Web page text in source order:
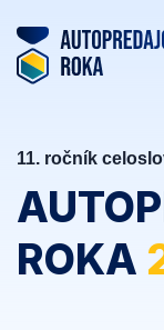
11. ročník
ROKA